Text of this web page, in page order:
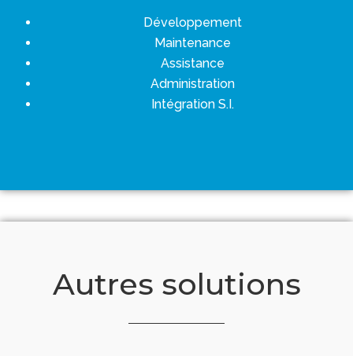
Développement
Maintenance
Assistance
Administration
Intégration S.I.
Autres solutions